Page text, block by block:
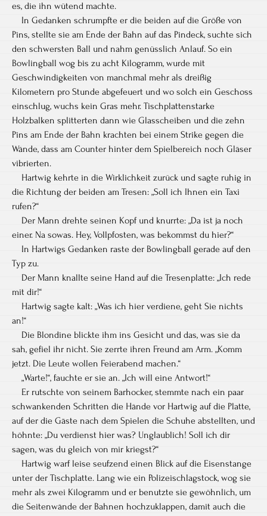
es, die ihn wütend machte.
In Gedanken schrumpfte er die beiden auf die Größe von
Pins, stellte sie am Ende der Bahn auf das Pindeck, suchte sich
den schwersten Ball und nahm genüsslich Anlauf. So ein
Bowlingball wog bis zu acht Kilogramm, wurde mit
Geschwindigkeiten von manchmal mehr als dreißig
Kilometern pro Stunde abgefeuert und wo solch ein Geschoss
einschlug, wuchs kein Gras mehr. Tischplattenstarke
Holzbalken splitterten dann wie Glasscheiben und die zehn
Pins am Ende der Bahn krachten bei einem Strike gegen die
Wände, dass am Counter hinter dem Spielbereich noch Gläser
vibrierten.
Hartwig kehrte in die Wirklichkeit zurück und sagte ruhig in
die Richtung der beiden am Tresen: „Soll ich Ihnen ein Taxi
rufen?“
Der Mann drehte seinen Kopf und knurrte: „Da ist ja noch
einer. Na sowas. Hey, Vollpfosten, was bekommst du hier?“
In Hartwigs Gedanken raste der Bowlingball gerade auf den
Typ zu.
Der Mann knallte seine Hand auf die Tresenplatte: „Ich rede
mit dir!“
Hartwig sagte kalt: „Was ich hier verdiene, geht Sie nichts
an!“
Die Blondine blickte ihm ins Gesicht und das, was sie da
sah, gefiel ihr nicht. Sie zerrte ihren Freund am Arm. „Komm
jetzt. Die Leute wollen Feierabend machen.“
„Warte!“, fauchte er sie an. „Ich will eine Antwort!“
Er rutschte von seinem Barhocker, stemmte nach ein paar
schwankenden Schritten die Hände vor Hartwig auf die Platte,
auf der die Gäste nach dem Spielen die Schuhe abstellten, und
höhnte: „Du verdienst hier was? Unglaublich! Soll ich dir
sagen, was du gleich von mir kriegst?“
Hartwig warf leise seufzend einen Blick auf die Eisenstange
unter der Tischplatte. Lang wie ein Polizeischlagstock, wog sie
mehr als zwei Kilogramm und er benutzte sie gewöhnlich, um
die Seitenwände der Bahnen hochzuklappen, damit auch die